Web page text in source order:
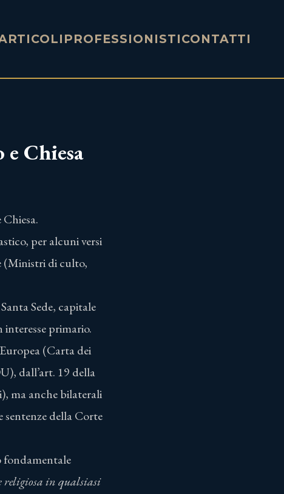
PROFESSIONISTICONTATTI
Chiesa
per alcuni versi
(Ministri di culto,
Sede, capitale
primario.
(Carta dei
dall’art. 19 della
ma anche bilaterali
sentenze della Corte
fondamentale
religiosa in qualsiasi